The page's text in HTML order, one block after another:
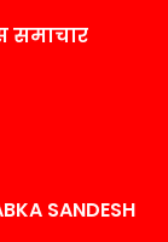
समाचार
SANDESH